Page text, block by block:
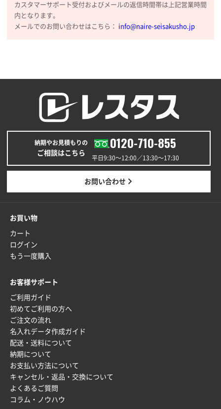
カスタマーサポート受付およびメールの返信時間帯は上記営業時間
内となります。
メールでのお問い合わせはこちら： info@naire-seisakusho.jp
納期やお見積もりの
ご相談はこちら
0120-710-855
平日9:30〜12:00／13:30〜17:30
お問い合わせ
お買い物
カート
ログイン
もう一度購入
お客様サポート
ご利用ガイド
初めてご利用の方へ
ご注文の流れ
名入れデータ作成ガイド
配送・送料について
納期について
お支払い方法について
キャンセル・返品・交換について
よくあるご質問
コラム・ノウハウ